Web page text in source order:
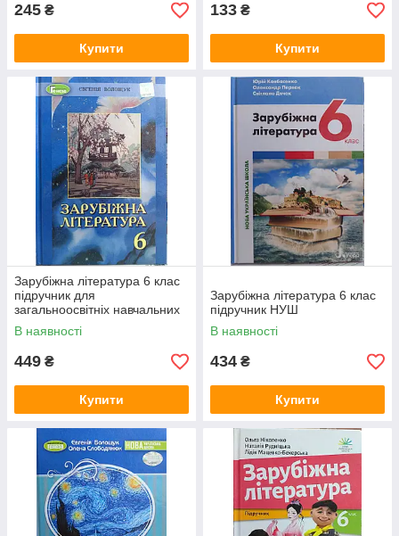
245 ₴
Купити
133 ₴
Купити
Зарубіжна література 6 клас
підручник для
загальноосвітніх навчальних
закладів
В наявності
449 ₴
Купити
Зарубіжна література 6 клас
підручник НУШ
В наявності
434 ₴
Купити